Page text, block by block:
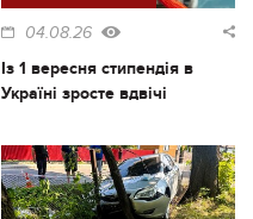
04.08.26
Із 1 вересня стипендія в
Україні зросте вдвічі